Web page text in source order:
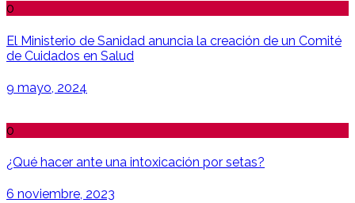
0
El Ministerio de Sanidad anuncia la creación de un Comité
de Cuidados en Salud
9 mayo, 2024
0
¿Qué hacer ante una intoxicación por setas?
6 noviembre, 2023